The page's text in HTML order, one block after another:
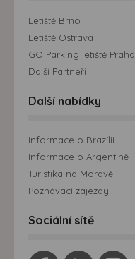
Letiště Brno
Letiště Ostrava
GO Parking letiště Praha
Další Partneři
Další nabídky
Informace o Brazílii
Informace o Argentině
Turistika na Moravě
Poznávací zájezdy
Sociální sítě